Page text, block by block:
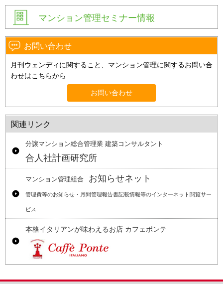
マンション管理セミナー情報
お問い合わせ
月刊ウェンディに関すること、マンション管理に関するお問い合
わせはこちらから
お問い合わせ
関連リンク
分譲マンション総合管理業 建築コンサルタント
合人社計画研究所
マンション管理組合 お知らせネット
管理費等のお知らせ・月間管理報告書記載情報等のインターネット閲覧サー
ビス
本格イタリアンが味わえるお店 カフェポンテ